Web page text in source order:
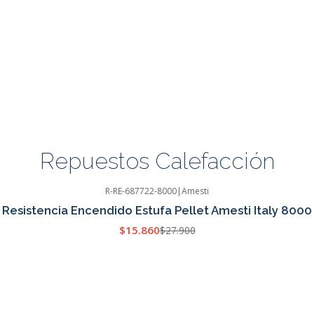
Repuestos Calefacción
R-RE-687722-8000|Amesti
Resistencia Encendido Estufa Pellet Amesti Italy 8000
$15.860$27.900